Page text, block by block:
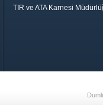
TIR ve ATA Karnesi